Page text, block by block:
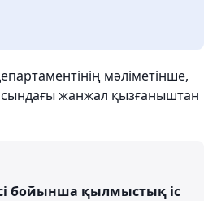
мәліметінше,
жанжал қызғаныштан
бойынша қылмыстық іс